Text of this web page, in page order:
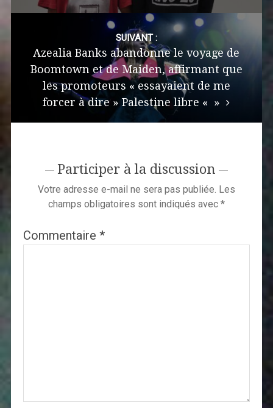
SUIVANT :
Azealia Banks abandonne le voyage de
Boomtown et de Maiden, affirmant que
les promoteurs « essayaient de me
forcer à dire » Palestine libre « »
Participer à la discussion
Votre adresse e-mail ne sera pas publiée. Les
champs obligatoires sont indiqués avec *
Commentaire *